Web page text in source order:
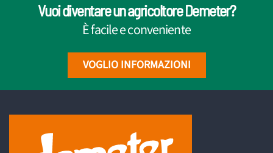
Vuoi diventare un agricoltore Demeter?
È facile e conveniente
VOGLIO INFORMAZIONI